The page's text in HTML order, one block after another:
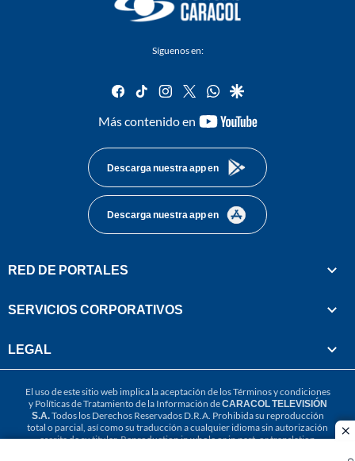
Síguenos en:
facebook
tiktok instagram
twitterwhatsapp
google
Más contenido en
youtube-
Descarga nuestra app en
Descarga nuestra app en
RED DE PORTALES
SERVICIOS CORPORATIVOS
LEGAL
El uso de este sitio web implica la aceptación de losTérminos y condiciones
y Políticas de Tratamiento de la Información deCARACOL TELEVISIÓN
S.A.Todos los Derechos Reservados D.R.A. Prohibida su reproducción
total o parcial, así como su traducción a cualquier idioma sin autorización
escrita de su titular. Reproduction in whole or in part, or translation